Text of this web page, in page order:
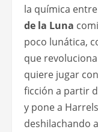
la química
de la Luna
poco lunática,
que
quiere jugar
ficción a partir
y pone a
deshilachando